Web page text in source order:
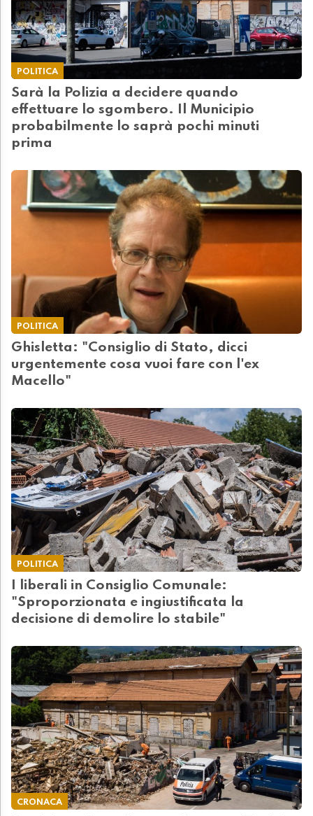
POLITICA
Sarà la Polizia a decidere quando
effettuare lo sgombero. Il Municipio
probabilmente lo saprà pochi minuti
prima
POLITICA
Ghisletta: "Consiglio di Stato, dicci
urgentemente cosa vuoi fare con l'ex
Macello"
POLITICA
I liberali in Consiglio Comunale:
"Sproporzionata e ingiustificata la
decisione di demolire lo stabile"
CRONACA